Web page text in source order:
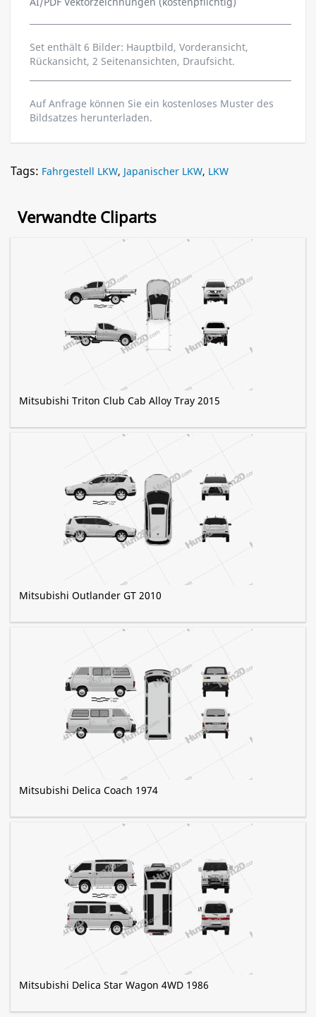
Set enthält 6 Bilder: Hauptbild, Vorderansicht,
Rückansicht, 2 Seitenansichten, Draufsicht.
Auf Anfrage können Sie ein kostenloses Muster des
Bildsatzes herunterladen.
Tags: Fahrgestell LKW, Japanischer LKW, LKW
Verwandte Cliparts
Mitsubishi Triton Club Cab Alloy Tray 2015
Mitsubishi Outlander GT 2010
Mitsubishi Delica Coach 1974
Mitsubishi Delica Star Wagon 4WD 1986